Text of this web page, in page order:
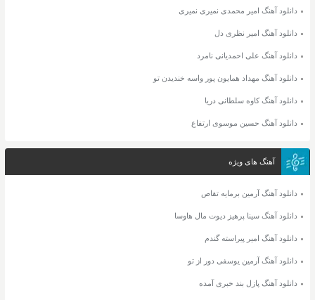
دانلود آهنگ امیر محمدی نمیری نمیری
دانلود آهنگ امیر نظری دل
دانلود آهنگ علی احمدیانی نامرد
دانلود آهنگ مهداد همایون پور واسه خندیدن تو
دانلود آهنگ کاوه سلطانی دریا
دانلود آهنگ حسین موسوی ارتفاع
آهنگ های ویژه
دانلود آهنگ آرمین برمایه تقاص
دانلود آهنگ سینا پرهیز دیوت مال هاوسا
دانلود آهنگ امیر پیراسته گندم
دانلود آهنگ آرمین یوسفی دور از تو
دانلود آهنگ پازل بند خبری آمده